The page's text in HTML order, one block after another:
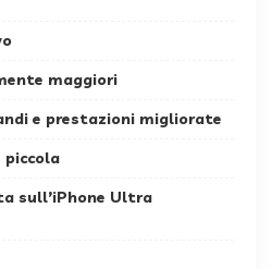
maggiori
e prestazioni migliorate
piccola
sull’iPhone Ultra